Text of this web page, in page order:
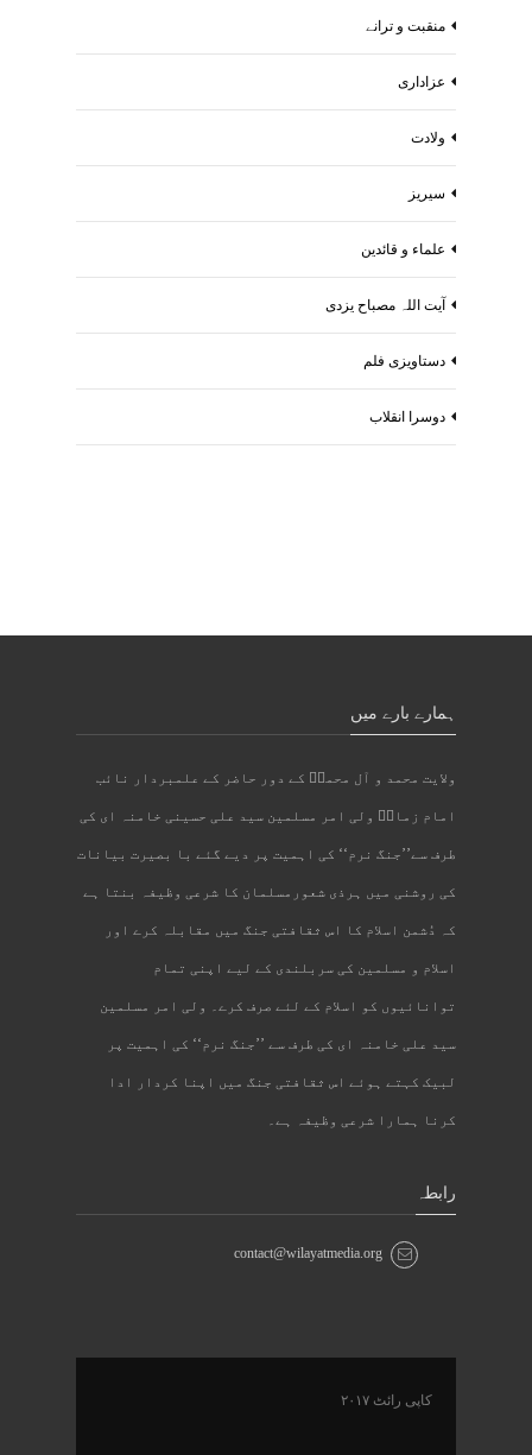
منقبت و ترانے
عزاداری
ولادت
سیریز
علماء و قائدین
آیت اللہ مصباح یزدی
دستاویزی فلم
دوسرا انقلاب
ہمارے بارے میں
ولایت محمد و آل محمدؐ کے دور حاضر کے علمبردار نائب
امام زمانؑ ولی امر مسلمین سید علی حسینی خامنہ ای کی
طرف سے’’جنگ نرم‘‘ کی اہمیت پر دیے گئے با بصیرت بیانات
کی روشنی میں ہرذی شعورمسلمان کا شرعی وظیفہ بنتا ہے
کہ دُشمن اسلام کا اس ثقافتی جنگ میں مقابلہ کرے اور
اسلام و مسلمین کی سربلندی کے لیے اپنی تمام
توانائیوں کو اسلام کے لئے صرف کرے۔ ولی امر مسلمین
سید علی خامنہ ای کی طرف سے ’’جنگ نرم‘‘ کی اہمیت پر
لبیک کہتے ہوئے اس ثقافتی جنگ میں اپنا کردار ادا
کرنا ہمارا شرعی وظیفہ ہے۔
رابطہ
contact@wilayatmedia.org
کاپی رائٹ ۲۰۱۷